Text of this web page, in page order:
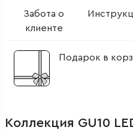
Забота о
клиенте
Подарок в
Коллекция GU10